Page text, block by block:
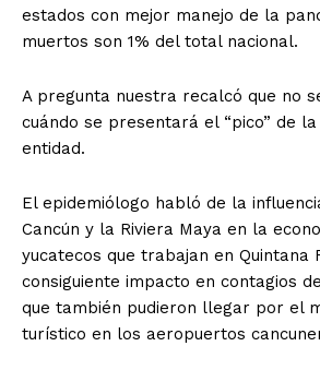
estados con mejor manejo de la
muertos son 1% del total nacional.
A pregunta nuestra recalcó que no
cuándo se presentará el “pico” de
entidad.
El epidemiólogo habló de la
Cancún y la Riviera Maya en la
yucatecos que trabajan en Quintana
consiguiente impacto en contagios
que también pudieron llegar por el
turístico en los aeropuertos